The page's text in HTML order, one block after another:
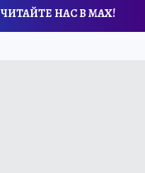
ЧИТАЙТЕ НАС В МАХ!